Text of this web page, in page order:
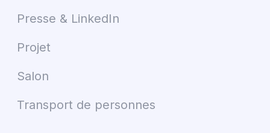
Presse & LinkedIn
Projet
Salon
Transport de personnes